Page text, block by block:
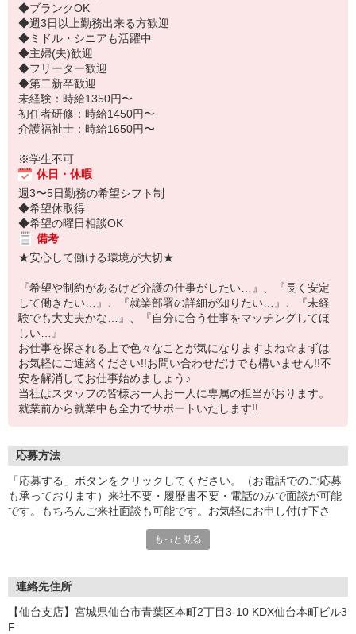
◆ブランクOK
◆週3日以上勤務出来る方歓迎
◆ミドル・シニアも活躍中
◆主婦(夫)歓迎
◆フリーター歓迎
◆第二新卒歓迎
未経験：時給1350円〜
初任者研修：時給1450円〜
介護福祉士：時給1650円〜
※学生不可
休日・休暇
週3〜5日勤務の希望シフト制
◆希望休取得
◆希望の曜日相談OK
備考
★安心して働ける環境が大切★
『希望や制約があるけど介護の仕事がしたい…』、『長く安定
して働きたい…』、『就業部署の詳細が知りたい…』、『未経
験でも大丈夫かな…』、『自分に合う仕事をマッチングしてほ
しい…』
お仕事を探される上で色々なことが気になりますよね☆まずは
お気軽にご連絡ください!!お問い合わせだけでも構いません!!不
安を解消してお仕事始めましょう♪
当社はスタッフの皆様お一人お一人に専属の担当がおります。
就業前から就業中も全力でサポートいたします!!
応募方法
「応募する」ボタンをクリックしてください。（お電話でのご応募
も承っております）来社不要・履歴書不要・電話のみで面談が可能
です。もちろんご来社面談も可能です。お気軽にお申し付け下さ
もっと見る
連絡先住所
【仙台支店】宮城県仙台市青葉区本町2丁目3-10 KDX仙台本町ビル3
F